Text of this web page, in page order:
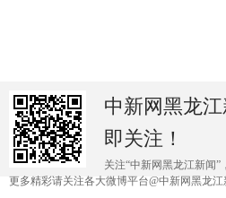
中新网黑龙
即关注！
关注“中新网黑龙江新闻”
更多精彩请关注各大微博平台@中新网黑龙江